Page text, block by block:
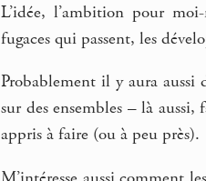
L’idée, l’ambition pour
fugaces qui passent, les
Probablement il y aura aussi
sur des ensembles – là aussi,
appris à faire (ou à peu près).